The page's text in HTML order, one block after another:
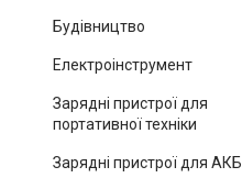
Будівництво
Електроінструмент
Зарядні пристрої для
портативної техніки
Зарядні пристрої для АКБ